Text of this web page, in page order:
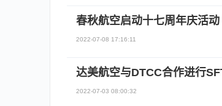
春秋航空启动十七周年庆活
2022-07-08 17:16:11
达美航空与DTCC合作进行
2022-07-03 08:00:32